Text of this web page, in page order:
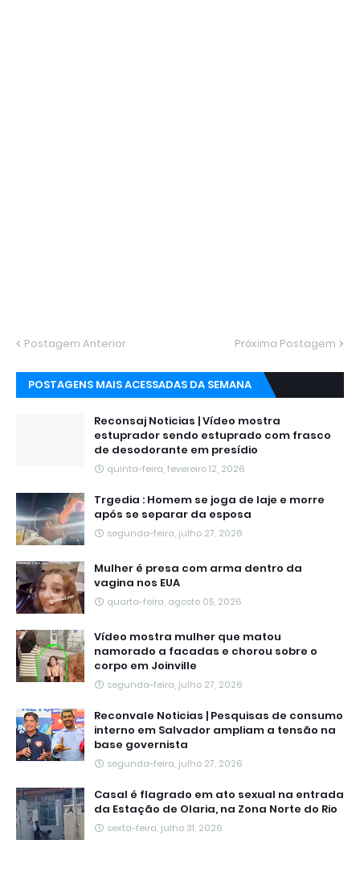
Postagem Anterior Próxima Postagem
POSTAGENS MAIS ACESSADAS DA SEMANA
Reconsaj Noticias | Vídeo mostra
estuprador sendo estuprado com frasco
de desodorante em presídio
quinta-feira, fevereiro 12, 2026
Trgedia : Homem se joga de laje e morre
após se separar da esposa
segunda-feira, julho 27, 2026
Mulher é presa com arma dentro da
vagina nos EUA
quarta-feira, agosto 05, 2026
Vídeo mostra mulher que matou
namorado a facadas e chorou sobre o
corpo em Joinville
segunda-feira, julho 27, 2026
Reconvale Noticias | Pesquisas de consumo
interno em Salvador ampliam a tensão na
base governista
segunda-feira, julho 27, 2026
Casal é flagrado em ato sexual na entrada
da Estação de Olaria, na Zona Norte do Rio
sexta-feira, julho 31, 2026